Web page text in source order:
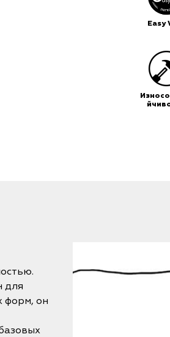
Easy
для
форм, он